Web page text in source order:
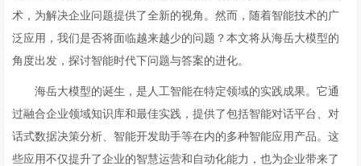
术，为解决企业问题提供了全新的视角。然而，随着智能技术的广
泛应用，我们是否将面临越来越少的问题？本文将从海岳大模型的
角度出发，探讨智能时代下问题与答案的进化。
海岳大模型的诞生，是人工智能在特定领域的实践成果。它通
过融合企业领域知识库和最佳实践，提供了包括智能对话平台、对
话式数据决策分析、智能开发助手等在内的多种智能应用产品。这
些应用不仅提升了企业的智慧运营和自动化能力，也为企业带来了